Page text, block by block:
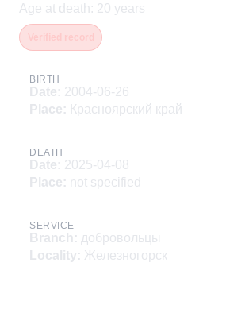
Age at death : 20 years
BIRTH
Date: 2004-06-26
Place: Красноярский край
DEATH
Date: 2025-04-08
Place: not specified
SERVICE
Branch : добровольцы
Locality: Железногорск